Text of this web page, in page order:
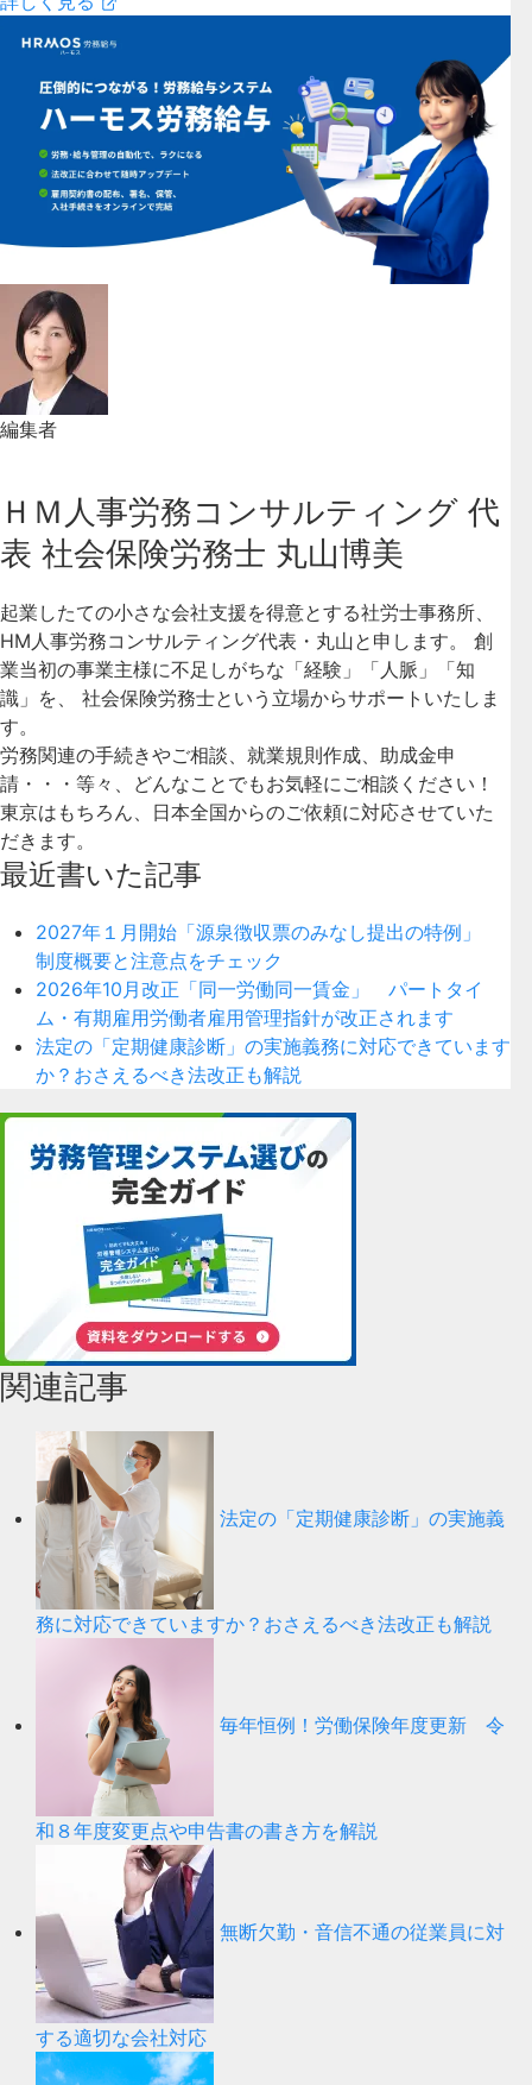
編集者
ＨＭ人事労務コンサルティング 代
表 社会保険労務士 丸山博美
起業したての小さな会社支援を得意とする社労士事務所、
HM人事労務コンサルティング代表・丸山と申します。 創
業当初の事業主様に不足しがちな「経験」「人脈」「知
識」を、 社会保険労務士という立場からサポートいたしま
す。
労務関連の手続きやご相談、就業規則作成、助成金申
請・・・等々、どんなことでもお気軽にご相談ください！
東京はもちろん、日本全国からのご依頼に対応させていた
だきます。
最近書いた記事
2027年１月開始「源泉徴収票のみなし提出の特例」
制度概要と注意点をチェック
2026年10月改正「同一労働同一賃金」 パートタイ
ム・有期雇用労働者雇用管理指針が改正されます
法定の「定期健康診断」の実施義務に対応できています
か？おさえるべき法改正も解説
関連記事
法定の「定期健康診断」の実施義
務に対応できていますか？おさえるべき法改正も解説
毎年恒例！労働保険年度更新 令
和８年度変更点や申告書の書き方を解説
無断欠勤・音信不通の従業員に対
する適切な会社対応